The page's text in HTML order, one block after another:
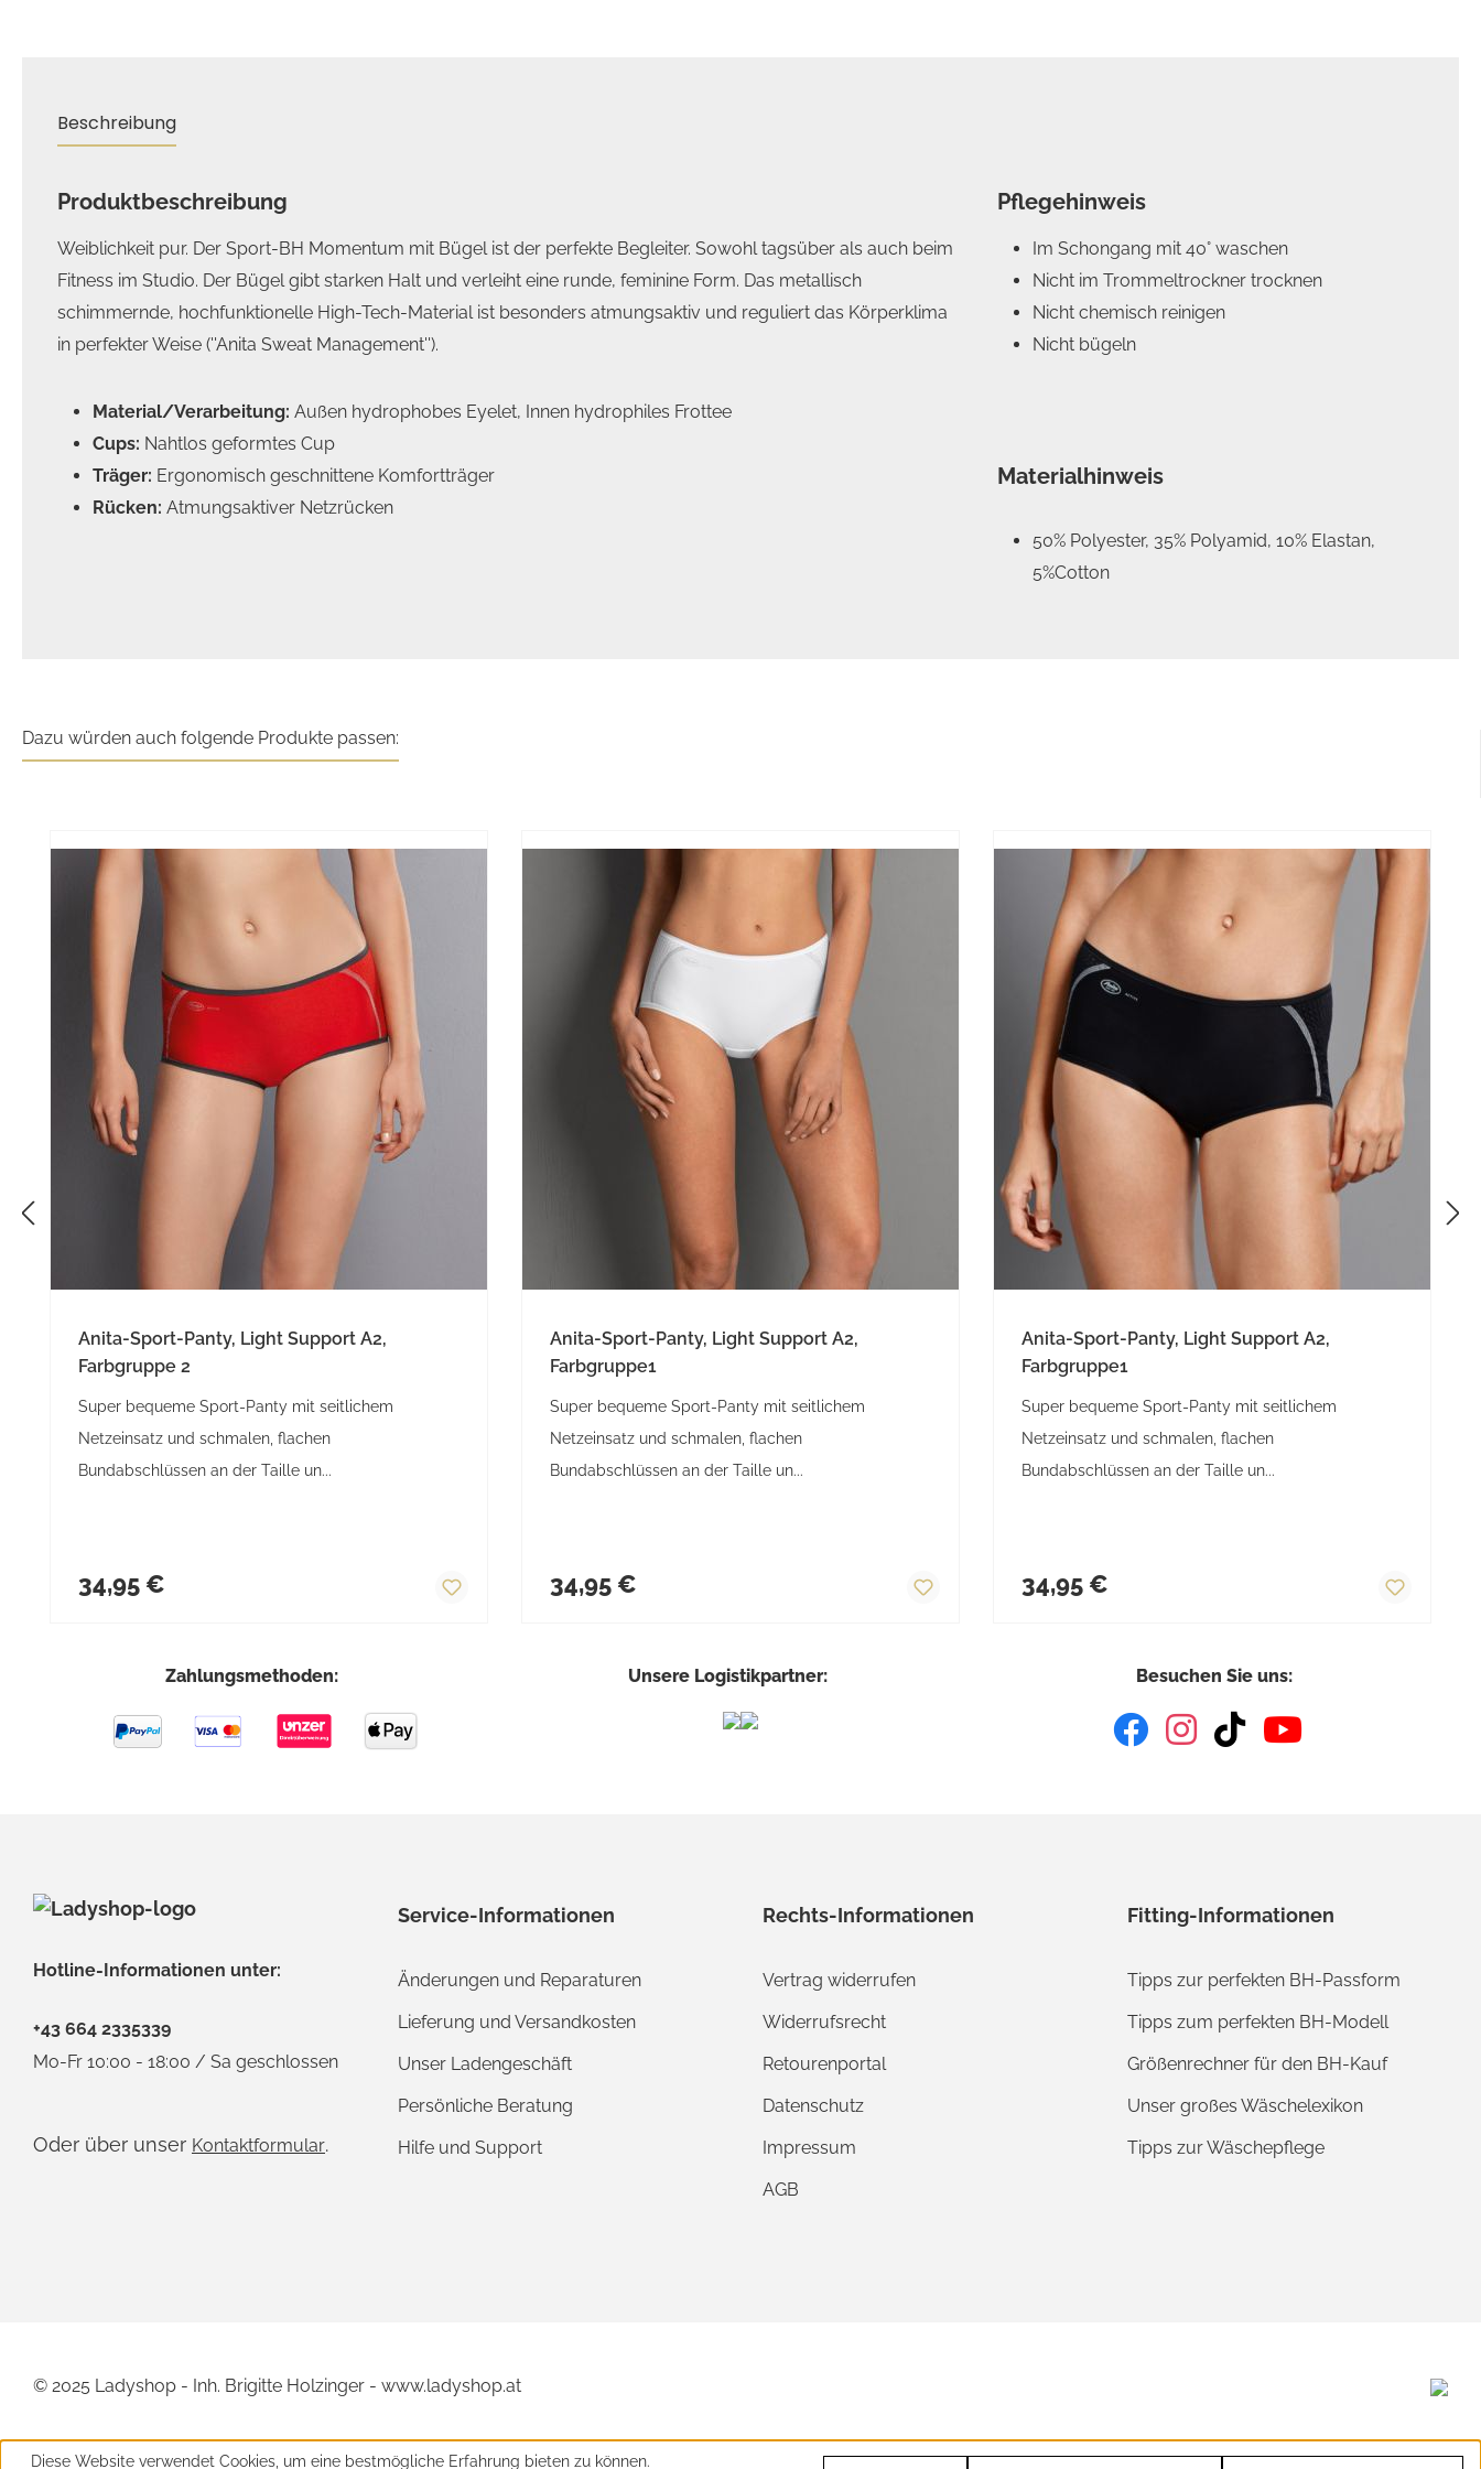
Beschreibung
Produktbeschreibung
Weiblichkeit pur. Der Sport-BH Momentum mit Bügel ist der perfekte Begleiter. Sowohl tagsüber als auch beim
Fitness im Studio. Der Bügel gibt starken Halt und verleiht eine runde, feminine Form. Das metallisch
schimmernde, hochfunktionelle High-Tech-Material ist besonders atmungsaktiv und reguliert das Körperklima
in perfekter Weise (''Anita Sweat Management'').
Material/Verarbeitung: Außen hydrophobes Eyelet, Innen hydrophiles Frottee
Cups: Nahtlos geformtes Cup
Träger: Ergonomisch geschnittene Komfortträger
Rücken: Atmungsaktiver Netzrücken
Pflegehinweis
Im Schongang mit 40° waschen
Nicht im Trommeltrockner trocknen
Nicht chemisch reinigen
Nicht bügeln
Materialhinweis
50% Polyester, 35% Polyamid, 10% Elastan,
5%Cotton
Dazu würden auch folgende Produkte passen:
Anita-Sport-Panty, Light Support A2,
Farbgruppe 2
Super bequeme Sport-Panty mit seitlichem
Netzeinsatz und schmalen, flachen
Bundabschlüssen an der Taille un...
34,95 €
Anita-Sport-Panty, Light Support A2,
Farbgruppe1
Super bequeme Sport-Panty mit seitlichem
Netzeinsatz und schmalen, flachen
Bundabschlüssen an der Taille un...
34,95 €
Anita-Sport-Panty, Light Support A2,
Farbgruppe1
Super bequeme Sport-Panty mit seitlichem
Netzeinsatz und schmalen, flachen
Bundabschlüssen an der Taille un...
34,95 €
Zahlungsmethoden: Unsere Logistikpartner: Besuchen Sie uns:
Hotline-Informationen unter:
+43 664 2335339
Mo-Fr 10:00 - 18:00 / Sa geschlossen
Oder über unser Kontaktformular.
Service-Informationen
Änderungen und Reparaturen
Lieferung und Versandkosten
Unser Ladengeschäft
Persönliche Beratung
Hilfe und Support
Rechts-Informationen
Vertrag widerrufen
Widerrufsrecht
Retourenportal
Datenschutz
Impressum
AGB
Fitting-Informationen
Tipps zur perfekten BH-Passform
Tipps zum perfekten BH-Modell
Größenrechner für den BH-Kauf
Unser großes Wäschelexikon
Tipps zur Wäschepflege
© 2025 Ladyshop - Inh. Brigitte Holzinger - www.ladyshop.at
Diese Website verwendet Cookies, um eine bestmögliche Erfahrung bieten zu können.